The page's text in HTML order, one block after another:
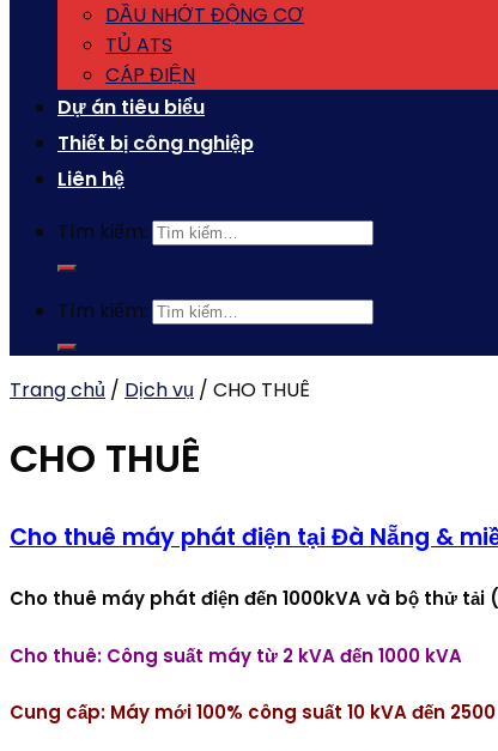
DẦU NHỚT ĐỘNG CƠ
TỦ ATS
CÁP ĐIỆN
Dự án tiêu biểu
Thiết bị công nghiệp
Liên hệ
Tìm kiếm:
Tìm kiếm:
Trang chủ / Dịch vụ / CHO THUÊ
CHO THUÊ
Cho thuê máy phát điện tại Đà Nẵng &
Cho thuê máy phát điện đến 1000kVA và bộ thử tải (
Cho thuê: Công suất máy từ 2 kVA đến 1000 kVA
Cung cấp: Máy mới 100% công suất 10 kVA đến